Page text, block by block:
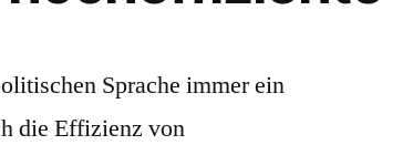
Sprache immer ein
die Effizienz von